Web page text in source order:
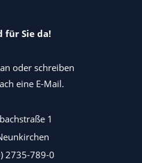
für Sie da!
oder schreiben
eine E-Mail.
1
2735-789-0